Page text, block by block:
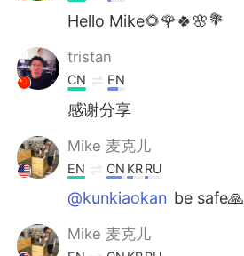
Hello Mike🌻🌹🍀🌸💐
tristan
CN EN
感谢分享
Mike 麦克儿
EN CN KRRU
@kunkiaokan be safe🙏
Mike 麦克儿